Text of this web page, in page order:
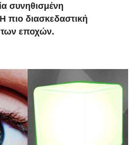
συνηθισμένη
πιο διασκεδαστική
εποχών.